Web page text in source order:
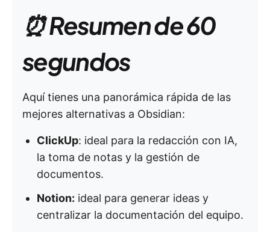
⏰ Resumen de 60
segundos
Aquí tienes una panorámica rápida de las
mejores alternativas a Obsidian:
ClickUp: ideal para la redacción con IA,
la toma de notas y la gestión de
documentos.
Notion: ideal para generar ideas y
centralizar la documentación del equipo.